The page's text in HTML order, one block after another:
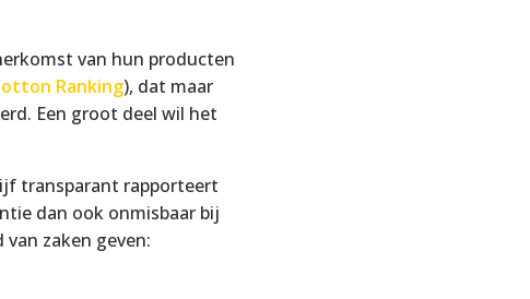
van hun producten
Ranking), dat maar
Een groot deel wil het
transparant rapporteert
dan ook onmisbaar bij
zaken geven: